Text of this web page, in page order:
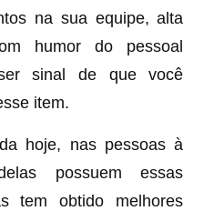
na sua equipe, alta
humor do pessoal
sinal de que você
item.
hoje, nas pessoas à
possuem essas
tem obtido melhores